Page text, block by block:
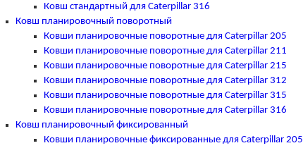
Ковш стандартный для Caterpillar 316
Ковш планировочный поворотный
Ковши планировочные поворотные для Caterpillar 205
Ковши планировочные поворотные для Caterpillar 211
Ковши планировочные поворотные для Caterpillar 215
Ковши планировочные поворотные для Caterpillar 312
Ковши планировочные поворотные для Caterpillar 315
Ковши планировочные поворотные для Caterpillar 316
Ковш планировочный фиксированный
Ковши планировочные фиксированные для Caterpillar 205